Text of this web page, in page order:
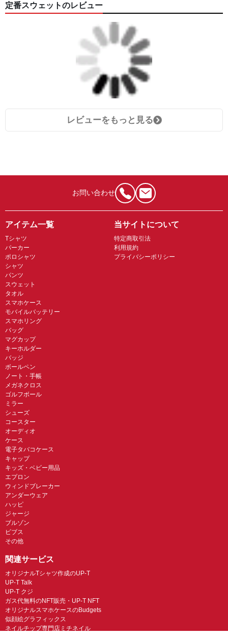
定番スウェットのレビュー
レビューをもっと見る
お問い合わせ
アイテム一覧
Tシャツ
パーカー
ポロシャツ
シャツ
パンツ
スウェット
タオル
スマホケース
モバイルバッテリー
スマホリング
バッグ
マグカップ
キーホルダー
バッジ
ボールペン
ノート・手帳
メガネクロス
ゴルフボール
ミラー
シューズ
コースター
オーディオ
ケース
電子タバコケース
キャップ
キッズ・ベビー用品
エプロン
ウィンドブレーカー
アンダーウェア
ハッピ
ジャージ
ブルゾン
ビブス
その他
当サイトについて
特定商取引法
利用規約
プライバシーポリシー
関連サービス
オリジナルTシャツ作成のUP-T
UP-T Talk
UP-T クジ
ガス代無料のNFT販売・UP-T NFT
オリジナルスマホケースのBudgets
似顔絵グラフィックス
ネイルチップ専門店ミチネイル